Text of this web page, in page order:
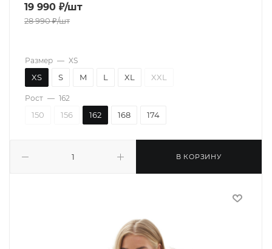
19 990 ₽/шт
28 990₽/шт
В КОРЗИНУ
Размер — XS
XS S M L XL XXL
Рост — 162
150 156 162 168 174